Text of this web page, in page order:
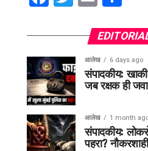
आलेख 6 days ago
संपादकीय:
जब रक्षक ही
आलेख 1 month
संपादकीय:
पहरा?